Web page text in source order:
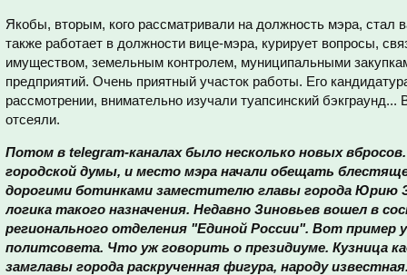
Якобы, вторым, кого рассматривали на должность мэра, стал
также работает в должности вице-мэра, курирует вопросы,
имуществом, земельным контролем, муниципальными
предприятий. Очень приятный участок работы. Его
рассмотрении, внимательно изучали туапсинский
отсеяли.
Потом в telegram-каналах было несколько новых
городской думы, и место мэра начали обещать
дорогими ботинками заместителю главы города Юрию
логика такого назначения. Недавно Зиновьев вошел в
регионального отделения "Единой России". Вот пример
политсовета. Что уж говорить о президиуме. Кузница
замглавы города раскрученная фигура, народу